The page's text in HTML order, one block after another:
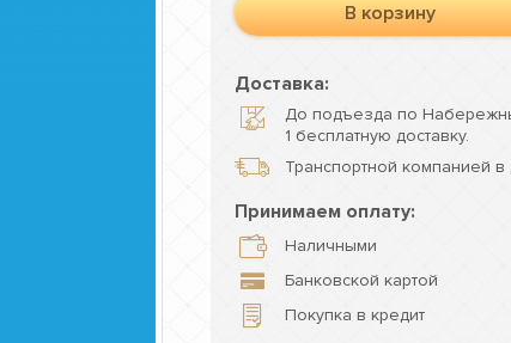
В корзину
Доставка:
До подъезда по
1 бесплатную доставку.
Транспортной компанией в
Принимаем оплату:
Наличными
Банковской картой
Покупка в кредит